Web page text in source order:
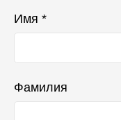
Имя *
Фамилия